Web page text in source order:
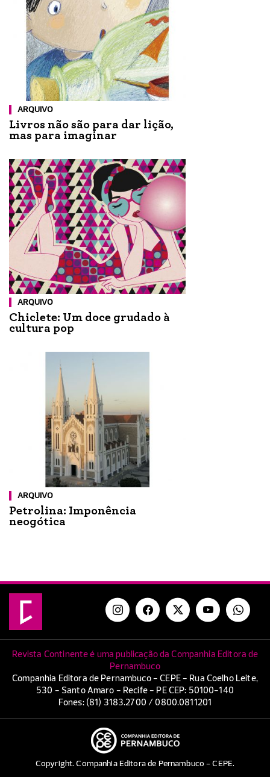
ARQUIVO
Livros não são para dar lição,
mas para imaginar
ARQUIVO
Chiclete: Um doce grudado à
cultura pop
ARQUIVO
Petrolina: Imponência
neogótica
Revista Continente é uma publicação da Companhia Editora de
Pernambuco
Companhia Editora de Pernambuco - CEPE - Rua Coelho Leite,
530 - Santo Amaro - Recife - PE CEP: 50100-140
Fones: (81) 3183.2700 / 0800.0811201
Copyright. Companhia Editora de Pernambuco - CEPE.